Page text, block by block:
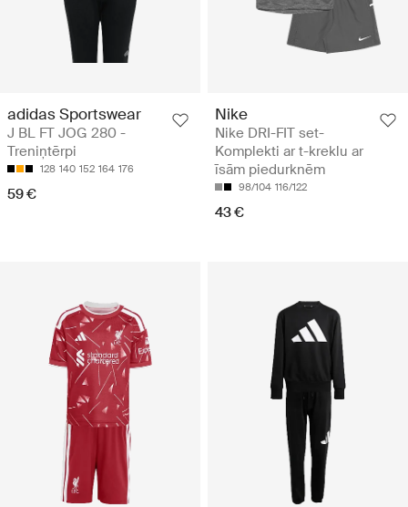
adidas Sportswear
J BL FT JOG 280 -
Treniņtērpi
128 140 152 164 176
59 €
Nike
Nike DRI-FIT set-
Komplekti ar t-kreklu ar
īsām piedurknēm
98/104 116/122
43 €